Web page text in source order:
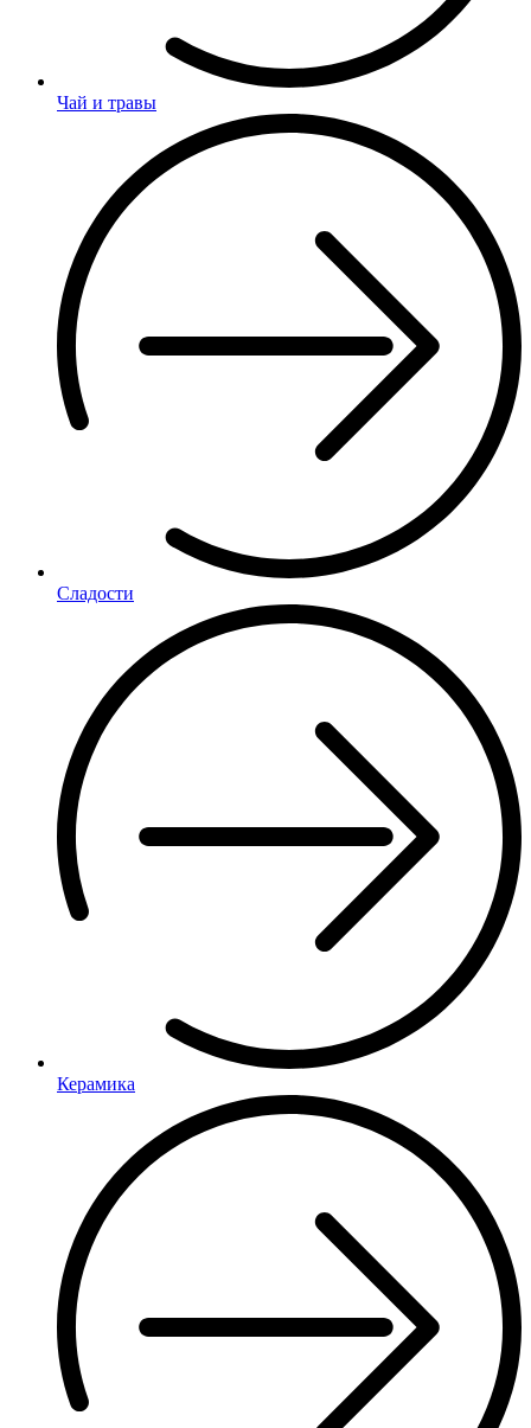
Чай и травы
Сладости
Керамика